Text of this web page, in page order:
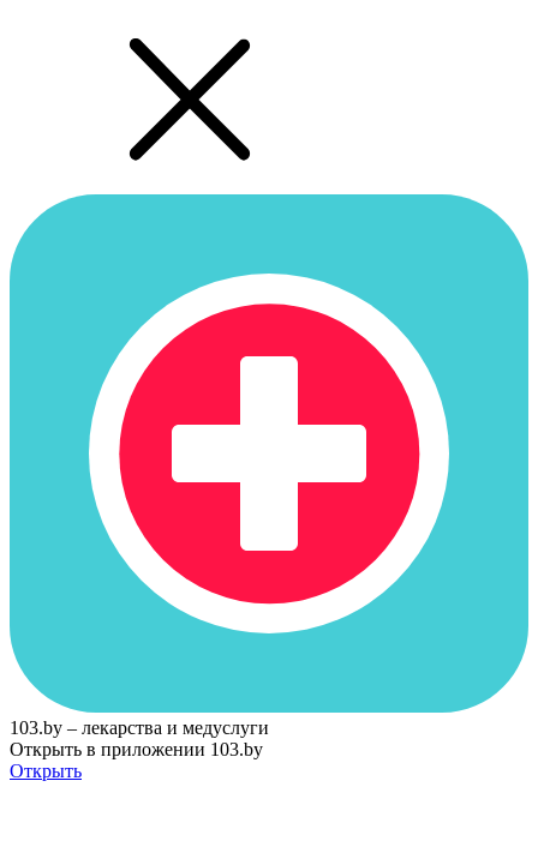
103.by – лекарства и медуслуги
Открыть в приложении 103.by
Открыть